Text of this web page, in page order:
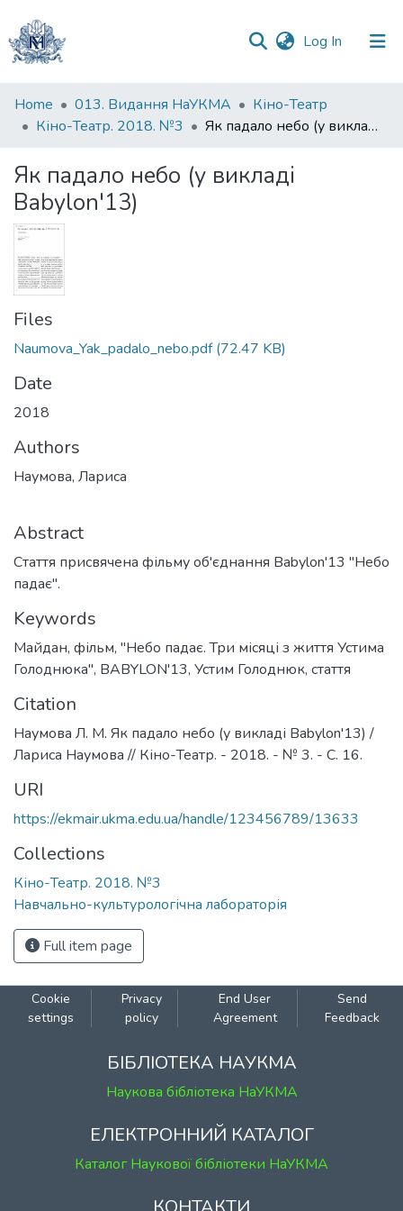
Log In (current)
Communities
&
All of DSpace
Statistics
Home 013. Видання НаУКМА
Кіно-Театр
Кіно-Театр. 2018. №3
Як падало небо (у викладі Babylon'13)
Як падало небо (у викладі
Babylon'13)
Files
Naumova_Yak_padalo_nebo.pdf(72.47 KB)
Date
2018
Authors
Наумова, Лариса
Abstract
Стаття присвячена фільму об'єднання Ваbуlon'13 "Небо
падає".
Keywords
Майдан, фільм, "Небо падає. Три місяці з життя Устима
Голоднюка", ВАВYLON'13, Устим Голоднюк, стаття
Citation
Наумова Л. М. Як падало небо (у викладі Babylon'13) /
Лариса Наумова // Кіно-Театр. - 2018. - № 3. - С. 16.
URI
https://ekmair.ukma.edu.ua/handle/123456789/13633
Collections
Кіно-Театр. 2018. №3
Навчально-культурологічна лабораторія
Full item page
Cookie
settings
Privacy
policy
End User
Agreement
Send
Feedback
БІБЛІОТЕКА НАУКМА
Наукова бібліотека НаУКМА
ЕЛЕКТРОННИЙ КАТАЛОГ
Каталог Наукової бібліотеки НаУКМА